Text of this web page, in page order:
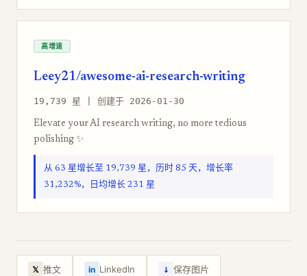
高增速
Leey21/awesome-ai-research-writing
19,739 星 | 创建于 2026-01-30
Elevate your AI research writing, no more tedious
polishing ✨
从 63 星增长至 19,739 星，历时 85 天，增长率
31,232%，日均增长 231 星
𝕏 推文 in LinkedIn ↓ 保存图片